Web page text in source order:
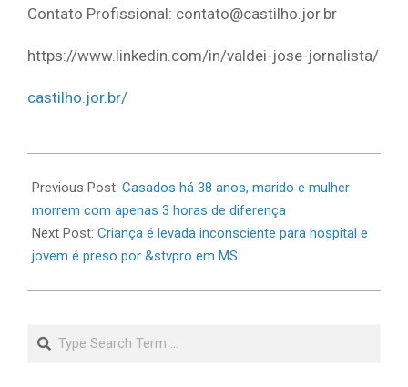
Contato Profissional: contato@castilho.jor.br
https://www.linkedin.com/in/valdei-jose-jornalista/
castilho.jor.br/
06-
17
Previous Post: Casados há 38 anos, marido e mulher
morrem com apenas 3 horas de diferença
Next Post: Criança é levada inconsciente para hospital e
jovem é preso por &stvpro em MS